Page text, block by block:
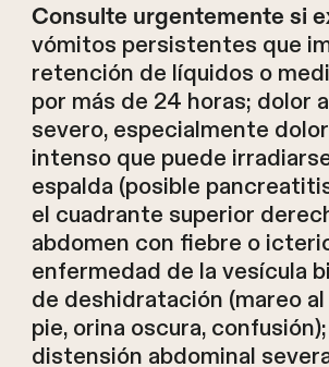
Consulte urgentemente si
vómitos persistentes que
retención de líquidos o
por más de 24 horas; dolor
severo, especialmente
intenso que puede
espalda (posible
el cuadrante superior
abdomen con fiebre o
enfermedad de la vesícula
de deshidratación (mareo
pie, orina oscura,
distensión abdominal